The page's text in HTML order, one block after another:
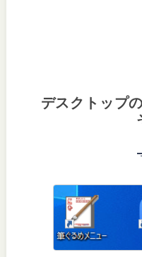
デスクトップ